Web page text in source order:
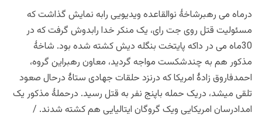
درماه می رهبرشاخۀ نوالقاعده ویدیویی رابه نمایش گذاشت که
مسئولیت قتل روی جت رای، یک منکر خدا رابدوش گرفت که در
30ماه می در داکه پایتخت بنگله دیش کشته شده بود. شاخۀ
مذکور هم به چندشکست مواجه گردید، معاون رهبراین گروه،
احمدفاروق زادۀ امریکا که درنزد حلقات جهادی ستاۀ درحال صعود
تلقی میشد، دریک حمله باپنج نفر به قتل رسید. درحملۀ مذکور یک
امدادرسان امریکایی ویک گروگان ایتالیایی هم کشته شدند. /